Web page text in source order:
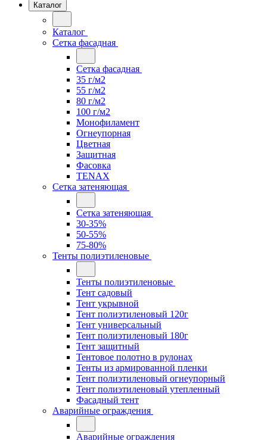
Каталог
Каталог
Сетка фасадная
Сетка фасадная
35 г/м2
55 г/м2
80 г/м2
100 г/м2
Монофиламент
Огнеупорная
Цветная
Защитная
Фасовка
TENAX
Сетка затеняющая
Сетка затеняющая
30-35%
50-55%
75-80%
Тенты полиэтиленовые
Тенты полиэтиленовые
Тент садовый
Тент укрывной
Тент полиэтиленовый 120г
Тент универсальный
Тент полиэтиленовый 180г
Тент защитный
Тентовое полотно в рулонах
Тенты из армированной пленки
Тент полиэтиленовый огнеупорный
Тент полиэтиленовый утепленный
Фасадный тент
Аварийные ограждения
Аварийные ограждения